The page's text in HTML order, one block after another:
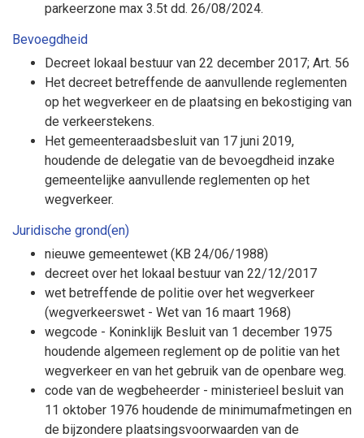
parkeerzone max 3.5t dd. 26/08/2024.
Bevoegdheid
Decreet lokaal bestuur van 22 december 2017; Art. 56
Het decreet betreffende de aanvullende reglementen
op het wegverkeer en de plaatsing en bekostiging van
de verkeerstekens.
Het gemeenteraadsbesluit van 17 juni 2019,
houdende de delegatie van de bevoegdheid inzake
gemeentelijke aanvullende reglementen op het
wegverkeer.
Juridische grond(en)
nieuwe gemeentewet (KB 24/06/1988)
decreet over het lokaal bestuur van 22/12/2017
wet betreffende de politie over het wegverkeer
(wegverkeerswet - Wet van 16 maart 1968)
wegcode - Koninklijk Besluit van 1 december 1975
houdende algemeen reglement op de politie van het
wegverkeer en van het gebruik van de openbare weg.
code van de wegbeheerder - ministerieel besluit van
11 oktober 1976 houdende de minimumafmetingen en
de bijzondere plaatsingsvoorwaarden van de